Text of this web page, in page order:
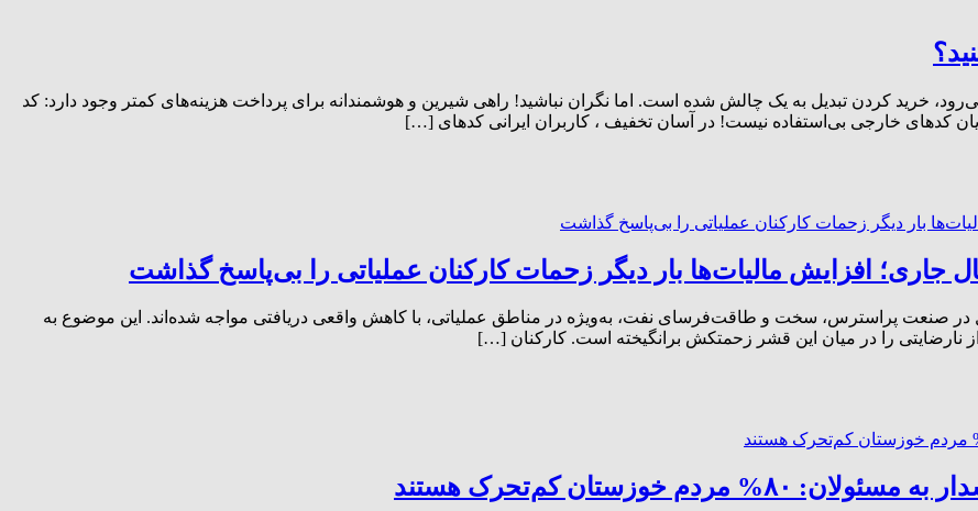
خرید کردن تبدیل به یک چالش شده است. اما نگران نباشید! راهی شیرین و هوشمندانه برای پرداخت هزینه‌های کمتر وجود دارد: کد
کدهای خارجی بی‌استفاده نیست! در آسان تخفیف ، کاربران ایرانی کدهای […]
افزایش مالیات‌ها بار دیگر زحمات کارکنان عملیاتی را بی‌پاسخ گذاشت
کارکنان شاغل در صنعت پراسترس، سخت و طاقت‌فرسای نفت، به‌ویژه در مناطق عملیاتی، با کاهش واقعی دریافتی مواجه شده‌اند. این موضوع به
نارضایتی را در میان این قشر زحمتکش برانگیخته است. کارکنان […]
خوزستان کم‌تحرک هستند